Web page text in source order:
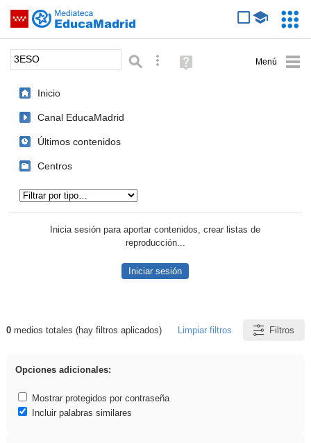
Saltar navegación
Palabra o frase: Búsqueda avanzada
Ayuda
(en
Inicio
Canal EducaMadrid
Últimos contenidos
Centros
Inicia sesión para aportar contenidos, crear listas de
reproducción...
Iniciar sesión
Resultados de: 3ESO
0medios totales (hay filtros aplicados) Limpiar filtros Filtros
Opciones adicionales:
Mostrar protegidos por contraseña
Incluir palabras similares